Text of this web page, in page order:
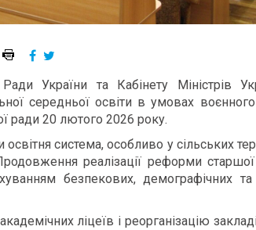
України та Кабінету Міністрів
середньої освіти в умовах
ради 20 лютого 2026 року.
система, особливо у сільських
реалізації реформи
безпекових, демографічних та
ліцеїв і реорганізацію